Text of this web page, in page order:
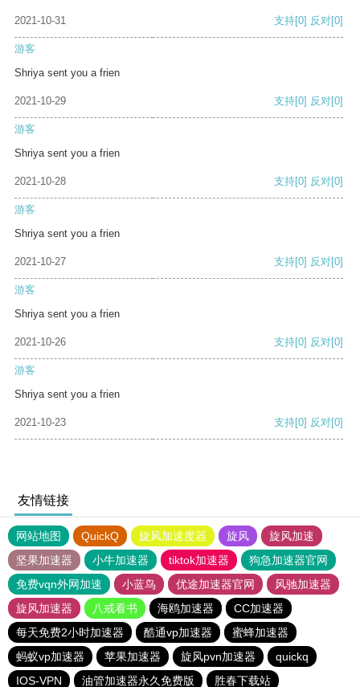
2021-10-31 支持[0] 反对[0]
游客
Shriya sent you a frien
2021-10-29 支持[0] 反对[0]
游客
Shriya sent you a frien
2021-10-28 支持[0] 反对[0]
游客
Shriya sent you a frien
2021-10-27 支持[0] 反对[0]
游客
Shriya sent you a frien
2021-10-26 支持[0] 反对[0]
游客
Shriya sent you a frien
2021-10-23 支持[0] 反对[0]
友情链接
网站地图 QuickQ 旋风加速度器 旋风
旋风加速
坚果加速器
小牛加速器 tiktok加速器
狗急加速器官网
免费vqn外网加速
小蓝鸟 优途加速器官网
风驰加速器
旋风加速器
八戒看书 海鸥加速器
CC加速器
每天免费2小时加速器
酷通vp加速器
蜜蜂加速器
蚂蚁vp加速器
苹果加速器 旋风pvn加速器
quickq
IOS-VPN
油管加速器永久免费版 胜春下载站